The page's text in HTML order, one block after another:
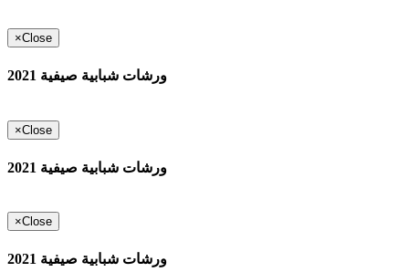
×Close
ورشات شبابية صيفية 2021
×Close
ورشات شبابية صيفية 2021
×Close
ورشات شبابية صيفية 2021